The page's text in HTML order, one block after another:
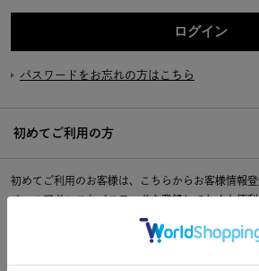
パスワードをお忘れの方はこちら
初めてご利用の方
初めてご利用のお客様は、こちらからお客様情報登
メールアドレスとパスワードを登録しておくと便